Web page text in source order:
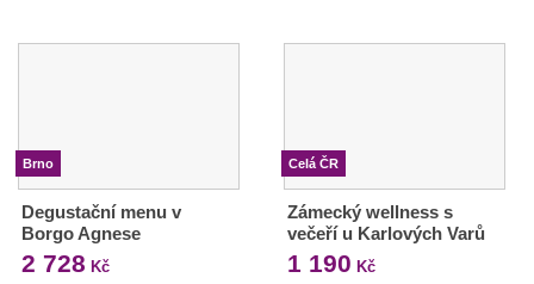
Brno
Degustační menu v
Borgo Agnese
2 728 Kč
Celá ČR
Zámecký wellness s
večeří u Karlových Varů
1 190 Kč